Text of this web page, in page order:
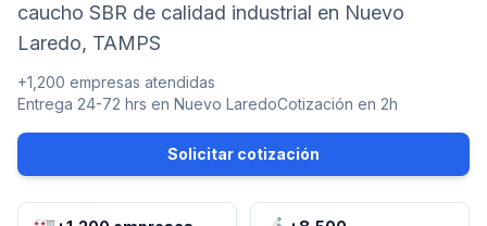
caucho SBR de calidad industrial en Nuevo
Laredo, TAMPS
+1,200 empresas atendidas
Entrega 24-72 hrs en Nuevo LaredoCotización en 2h
Solicitar cotización